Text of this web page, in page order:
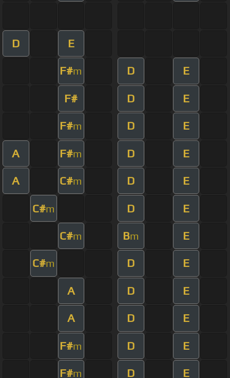
D E
F#m D E
F# D E
F#m D E
A F#m D E
A C#m D E
C#m D E
C#m Bm E
C#m D E
A D E
A D E
F#m D E
F#m D E